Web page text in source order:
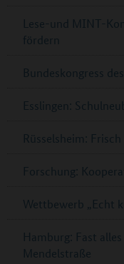
Lese-und MINT-
fördern
Bundeskongress
Esslingen:
Rüsselsheim:
Forschung:
Wettbewerb „Echt
Hamburg: Fast
Mendelstraße